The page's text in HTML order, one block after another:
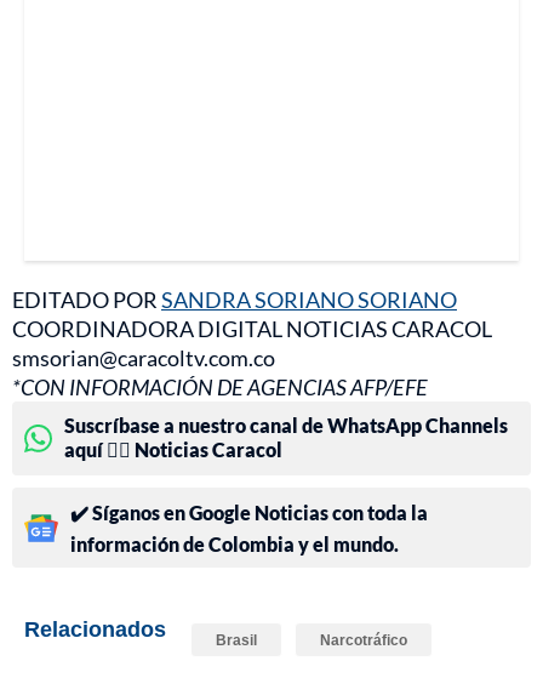
EDITADO PORSANDRA SORIANO SORIANO
COORDINADORA DIGITAL NOTICIAS CARACOL
smsorian@caracoltv.com.co
*CON INFORMACIÓN DE AGENCIAS AFP/EFE
Suscríbase a nuestro canal de WhatsApp Channels
aquí 👉🏻 Noticias Caracol
✔️ Síganos en Google Noticias con toda la
información de Colombia y el mundo.
Relacionados Brasil Narcotráfico